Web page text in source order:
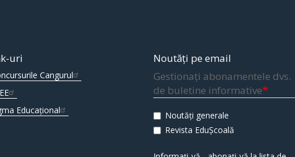
uri
Cangurul
Educațional
Noutăți pe email
Gestionați abonamentele dvs.
de buletine informative
Noutăți generale
Revista EduȘcoală